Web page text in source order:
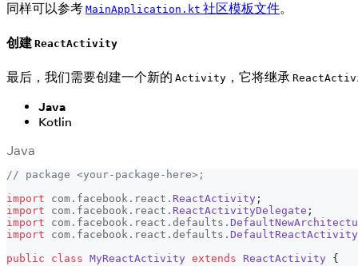
同样可以参考 MainApplication.kt 社区模板文件。
创建 ReactActivity
最后，我们需要创建一个新的 Activity ，它将继承
Java
Kotlin
Java
// package <your-package-here>;
import
com . facebook . react . ReactActivity ;
import
com . facebook . react . ReactActivityDelegate ;
import
com . facebook . react . defaults .
import
com . facebook . react . defaults .
public
class MyReactActivity extends ReactActivity
{